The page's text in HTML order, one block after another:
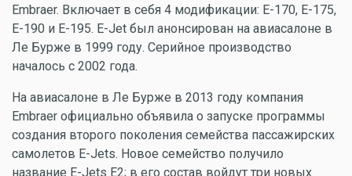
Embraer. Включает в себя 4 модификации: E-170, E-175,
E-190 и E-195. E-Jet был анонсирован на авиасалоне в
Ле Бурже в 1999 году. Серийное производство
началось с 2002 года.
На авиасалоне в Ле Бурже в 2013 году компания
Embraer официально объявила о запуске программы
создания второго поколения семейства пассажирских
самолетов E-Jets. Новое семейство получило
название E-Jets E2; в его состав войдут три новых